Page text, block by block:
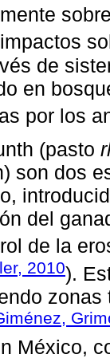
de
en
por los
(pasto
son dos
del
de la
2010).
México,